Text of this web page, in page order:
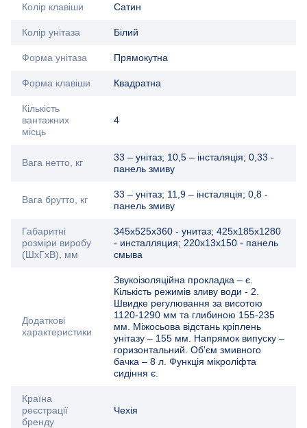
Колір клавіши Сатин
Колір унітаза Білий
Форма унітаза Прямокутна
Форма клавіши Квадратна
Кількість
вантажних
місць
4
Вага нетто, кг
33 – унітаз; 10,5 – інсталяція; 0,33 -
панель змиву
Вага брутто, кг
33 – унітаз; 11,9 – інсталяція; 0,8 -
панель змиву
Габаритні
розміри виробу
(ШхГхВ), мм
345х525х360 - унитаз; 425х185х1280
- инсталляция; 220х13х150 - панель
смыва
Додаткові
характеристики
Звукоізоляційна прокладка – є.
Кількість режимів зливу води - 2.
Швидке регулювання за висотою
1120-1290 мм та глибиною 155-235
мм. Міжосьова відстань кріплень
унітазу – 155 мм. Напрямок випуску –
горизонтальний. Об'єм змивного
бачка – 8 л. Функція мікроліфта
сидіння є.
Країна
реєстрації
бренду
Чехія